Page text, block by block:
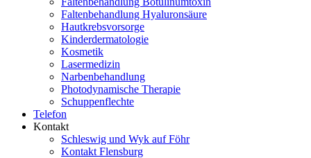
Faltenbehandlung Hyaluronsäure
Hautkrebsvorsorge
Kinderdermatologie
Kosmetik
Lasermedizin
Narbenbehandlung
Photodynamische Therapie
Schuppenflechte
Telefon
Kontakt
Schleswig und Wyk auf Föhr
Kontakt Flensburg